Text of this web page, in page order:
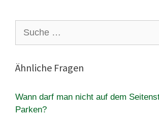
nach:
Ähnliche Fragen
Wann darf man nicht auf dem
Parken?